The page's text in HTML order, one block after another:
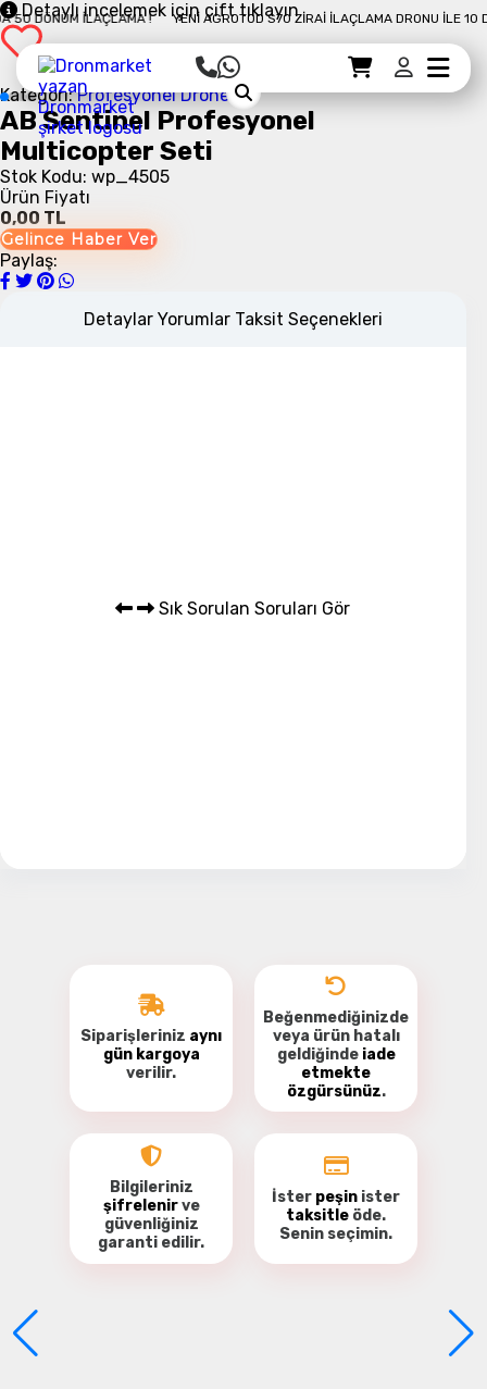
DÖNÜM İLAÇLAMA ! YENI AGROTOD S70 ZIRAI İLAÇLAMA DRONU İLE 10
Sepet
Sepet Detayı Ödemeye Geç
Detaylı incelemek için çift tıklayın
Kategori:Profesyonel Drone
AB Sentinel Profesyonel
Multicopter Seti
Stok Kodu: wp_4505
Ürün Fiyatı
0,00 TL
Gelince Haber Ver
Paylaş:
Detaylar Yorumlar Taksit Seçenekleri
Sık Sorulan Soruları Gör
Yorum Yaz
Siparişleriniz aynı
gün kargoya
verilir.
Beğenmediğinizde
veya ürün hatalı
geldiğinde iade
etmekte
özgürsünüz.
Bilgileriniz
şifrelenirve
güvenliğiniz
garanti edilir.
İster peşin ister
taksitle öde.
Senin seçimin.